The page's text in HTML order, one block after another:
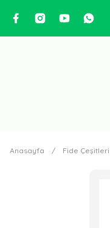
Anasayfa Fide Çeşitleri